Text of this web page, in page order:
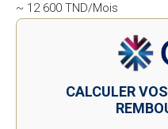
~ 12 600 TND/Mois
CALCULER